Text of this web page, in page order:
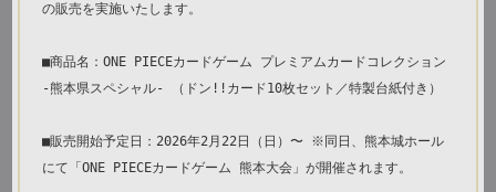
の販売を実施いたします。
■商品名：ONE PIECEカードゲーム プレミアムカードコレクション
-熊本県スペシャル- （ドン!!カード10枚セット／特製台紙付き）
■販売開始予定日：2026年2月22日（日）〜 ※同日、熊本城ホール
にて「ONE PIECEカードゲーム 熊本大会」が開催されます。